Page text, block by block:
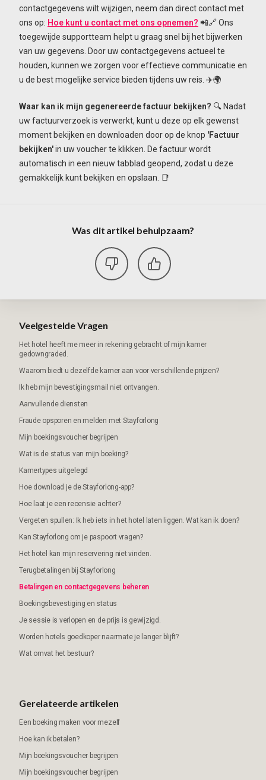
contactgegevens wilt wijzigen, neem dan direct contact met
ons op: Hoe kunt u contact met ons opnemen? 📲🔗 Ons
toegewijde supportteam helpt u graag snel bij het bijwerken
van uw gegevens. Door uw contactgegevens actueel te
houden, kunnen we zorgen voor effectieve communicatie en
u de best mogelijke service bieden tijdens uw reis. ✈️🌍
Waar kan ik mijn gegenereerde factuur bekijken? 🔍 Nadat
uw factuurverzoek is verwerkt, kunt u deze op elk gewenst
moment bekijken en downloaden door op de knop 'Factuur
bekijken'in uw voucher te klikken. De factuur wordt
automatisch in een nieuw tabblad geopend, zodat u deze
gemakkelijk kunt bekijken en opslaan. 📑
Was dit artikel behulpzaam?
Veelgestelde Vragen
Het hotel heeft me meer in rekening gebracht of mijn kamer
gedowngraded.
Waarom biedt u dezelfde kamer aan voor verschillende prijzen?
Ik heb mijn bevestigingsmail niet ontvangen.
Aanvullende diensten
Fraude opsporen en melden met Stayforlong
Mijn boekingsvoucher begrijpen
Wat is de status van mijn boeking?
Kamertypes uitgelegd
Hoe download je de Stayforlong-app?
Hoe laat je een recensie achter?
Vergeten spullen: Ik heb iets in het hotel laten liggen. Wat kan ik doen?
Kan Stayforlong om je paspoort vragen?
Het hotel kan mijn reservering niet vinden.
Terugbetalingen bij Stayforlong
Betalingen en contactgegevens beheren
Boekingsbevestiging en status
Je sessie is verlopen en de prijs is gewijzigd.
Worden hotels goedkoper naarmate je langer blijft?
Wat omvat het bestuur?
Gerelateerde artikelen
Een boeking maken voor mezelf
Hoe kan ik betalen?
Mijn boekingsvoucher begrijpen
Mijn boekingsvoucher begrijpen